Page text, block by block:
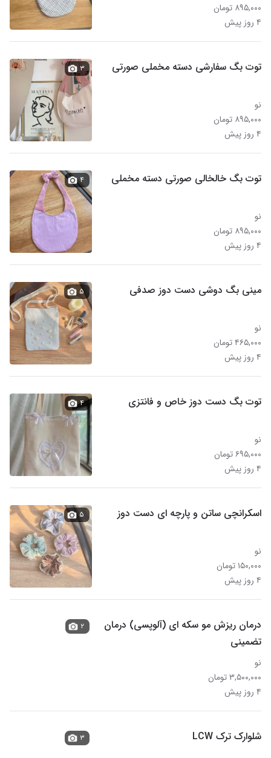
۸۹۵,۰۰۰ تومان
۴ روز پیش
توت بگ سفارشی دسته مخملی صورتی
نو
۸۹۵,۰۰۰ تومان
۴ روز پیش
۳
توت بگ خالخالی صورتی دسته مخملی
نو
۸۹۵,۰۰۰ تومان
۴ روز پیش
۴
مینی بگ دوشی دست دوز صدفی
نو
۴۶۵,۰۰۰ تومان
۴ روز پیش
۵
توت بگ دست دوز خاص و فانتزی
نو
۶۹۵,۰۰۰ تومان
۴ روز پیش
۴
اسکرانچی ساتن و پارچه ای دست دوز
نو
۱۵۰,۰۰۰ تومان
۴ روز پیش
۵
درمان ریزش مو سکه ای (آلوپسی) درمان
تضمینی
نو
۳,۵۰۰,۰۰۰ تومان
۴ روز پیش
۲
شلوارک ترک LCW ۳